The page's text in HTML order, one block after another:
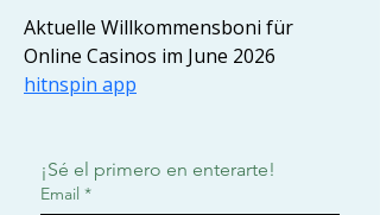
Aktuelle Willkommensboni für
Online Casinos im June 2026
hitnspin app
¡Sé el primero en enterarte!
Email *